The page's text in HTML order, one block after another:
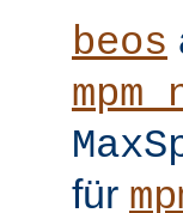
beos
für